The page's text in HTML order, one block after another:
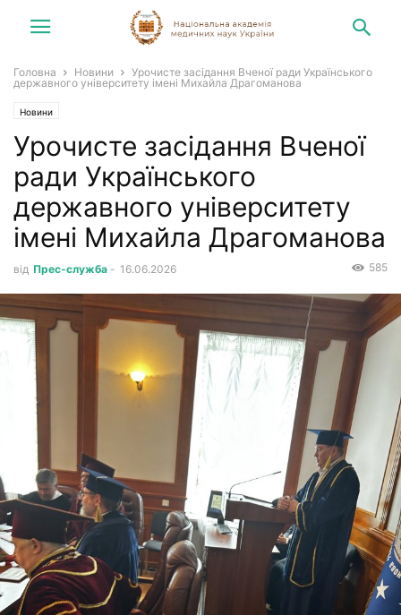
Головна Новини
Урочисте засідання Вченої ради Українського
державного університету імені Михайла Драгоманова
Новини
Урочисте засідання Вченої
ради Українського
державного університету
імені Михайла Драгоманова
від Прес-служба - 16.06.2026 585